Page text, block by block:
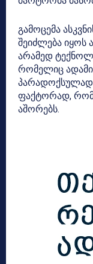
გამოცემა
შეიძლება
არამედ
რომელიც
ფაქტორად,
აშორებს.